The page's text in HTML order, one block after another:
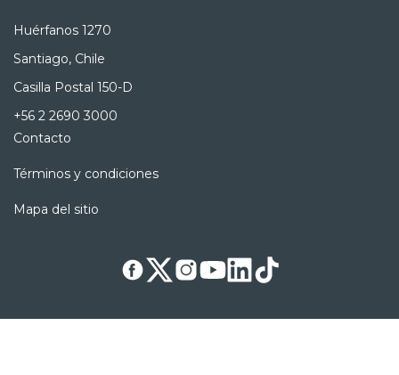
Huérfanos 1270
Santiago, Chile
Casilla Postal 150-D
+56 2 2690 3000
Contacto
Términos y condiciones
Mapa del sitio